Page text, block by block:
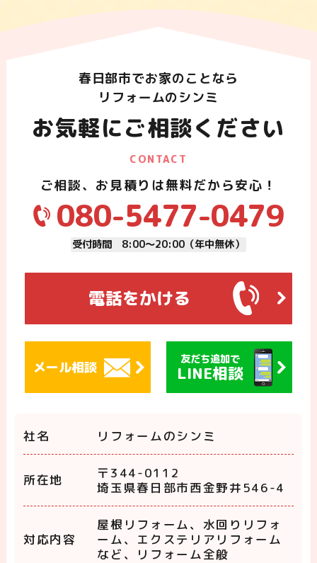
春日部市でお家のことなら
リフォームのシンミ
お気軽にご相談ください
CONTACT
ご相談、お見積りは無料だから安心！
080-5477-0479
受付時間 8:00～20:00（年中無休）
電話をかける
メール相談 友だち追加で
LINE相談
社名 リフォームのシンミ
所在地
〒344-0112
埼玉県春日部市西金野井546-4
対応内容
屋根リフォーム、水回りリフォ
ーム、エクステリアリフォーム
など、リフォーム全般